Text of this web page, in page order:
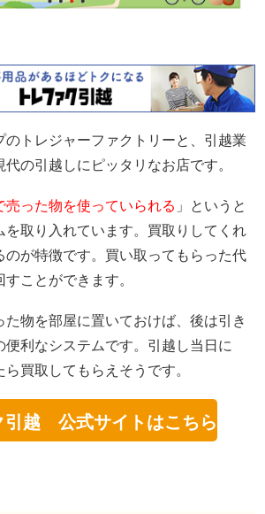
のトレジャーファクトリーと、引越業
の引越しにピッタリなお店です。
売った物を使っていられる 」というと
を取り入れています。買取りしてくれ
のが特徴です。買い取ってもらった代
ことができます。
た物を部屋に置いておけば、後は引き
便利なシステムです。引越し当日に
買取してもらえそうです。
引越 公式サイトはこちら